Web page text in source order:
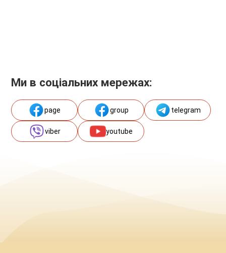
Ми в соціальних мережах:
page group telegram
viber youtube